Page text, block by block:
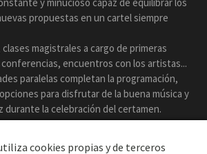
propuestas en un cartel siempre
magistrales a cargo de primeras
encuentros con los artistas...
paralelas completan la programación,
para disfrutar de la buena música y
durante la celebración del certamen.
cookies propias y de terceros